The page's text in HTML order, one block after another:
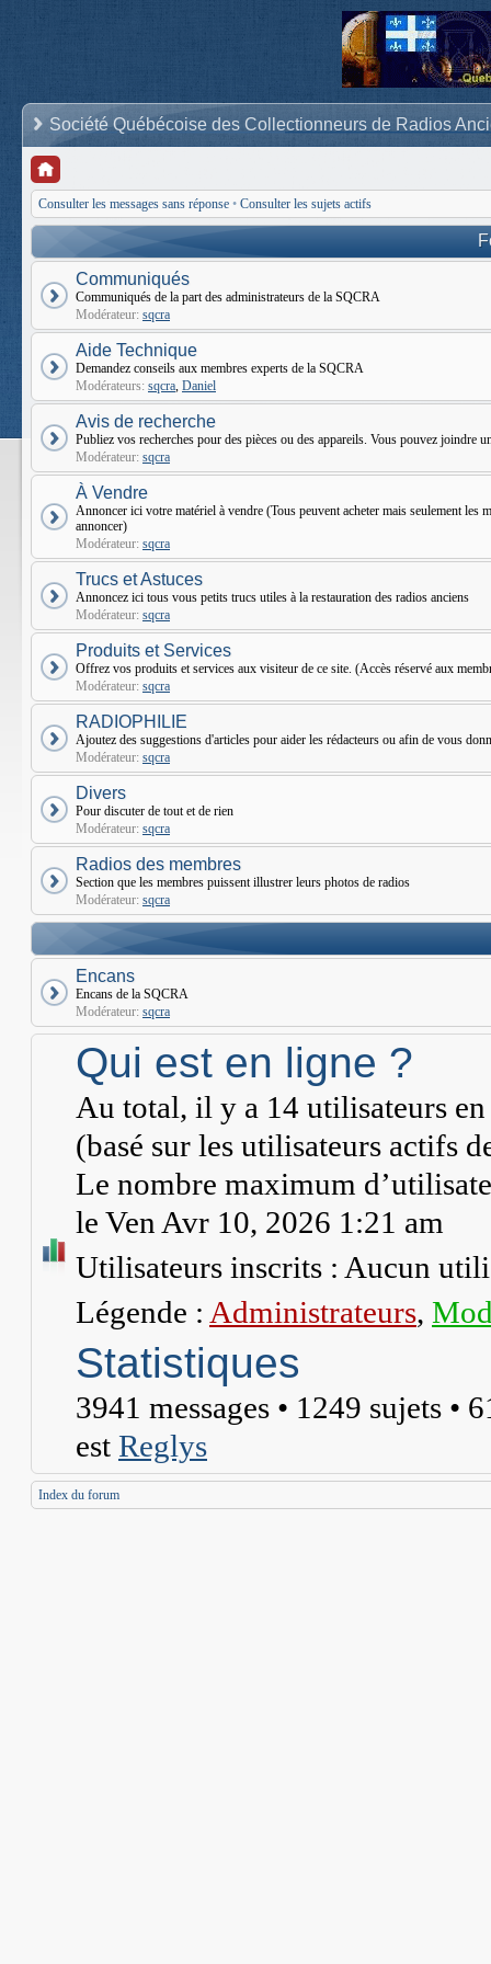
Société Québécoise des Collectionneurs de Radios
Consulter les messages sans réponse • Consulter les sujets actifs
Communiqués
Communiqués de la part des administrateurs de la SQCRA
Modérateur: sqcra
Aide Technique
Demandez conseils aux membres experts de la SQCRA
Modérateurs: sqcra, Daniel
Avis de recherche
Publiez vos recherches pour des pièces ou des appareils. Vous pouvez joindre
Modérateur: sqcra
À Vendre
Annoncer ici votre matériel à vendre (Tous peuvent acheter mais seulement les
annoncer)
Modérateur: sqcra
Trucs et Astuces
Annoncez ici tous vous petits trucs utiles à la restauration des radios anciens
Modérateur: sqcra
Produits et Services
Offrez vos produits et services aux visiteur de ce site. (Accès réservé aux
Modérateur: sqcra
RADIOPHILIE
Ajoutez des suggestions d'articles pour aider les rédacteurs ou afin de vous
Modérateur: sqcra
Divers
Pour discuter de tout et de rien
Modérateur: sqcra
Radios des membres
Section que les membres puissent illustrer leurs photos de radios
Modérateur: sqcra
Encans
Encans de la SQCRA
Modérateur: sqcra
Qui est en ligne ?
Au total, il y a 14 utilisateurs
(basé sur les utilisateurs actifs
Le nombre maximum
le Ven Avr 10, 2026 1:21 am
Utilisateurs inscrits : Aucun
Légende : Administrateurs,
Statistiques
3941 messages • 1249 sujets •
est Reglys
Index du forum